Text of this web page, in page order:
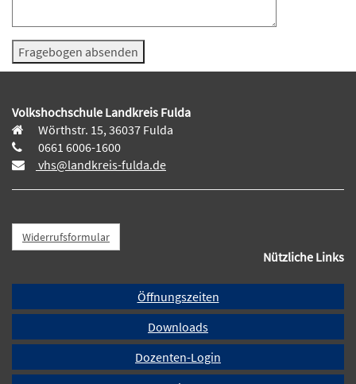
Volkshochschule Landkreis Fulda
Wörthstr. 15, 36037 Fulda
0661 6006-1600
vhs@landkreis-fulda.de
Widerrufsformular
Nützliche Links
Öffnungszeiten
Downloads
Dozenten-Login